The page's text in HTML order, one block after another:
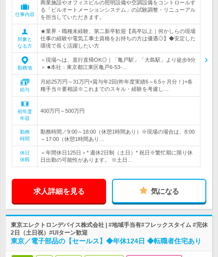
仕事内容
商業施設やオフィスビルの照明設備や空調設備をコントロールす
る「ビルオートメーションシステム」の試験調整・リニューアル
を担当していただきます。
対象と
なる方
★業界・職種未経験、第二新卒歓迎【高卒以上｜何かしらの現場
仕事の経験や電気工事士資格をお持ちの方は優遇◎】◆安定した
環境で長く活躍したい方
勤務地
＜現場へは、直行直帰OK◎｜「亀戸駅」「大島駅」より徒歩9分
＞ ■本社：東京都江東区亀戸6-53-…
給与
月給25万円～31万円+賞与年2回(昨年度実績6～6.5ヶ月分！)+各
種手当※要相談※これまでのスキル・経験を考慮し…
初年度
年収
400万円～500万円
勤務
時間
勤務時間／9:00～18:00（休憩1時間あり）※現場の場合は、8:00
～17:00（休憩1時間あり…
休日
休暇
＜年間休日125日＞* 週休2日制（土日）* 祝日※繁忙期に限り休
日出勤の可能性があります。 ※土日…
求人詳細を見る 気になる
東京エレクトロンデバイス株式会社 | #地域手当有#フレックスタイム #完休
2日（土日祝）#UIターン歓迎
東京／電子部品の【セールス】◆年休124日 ◆転職者住宅あり